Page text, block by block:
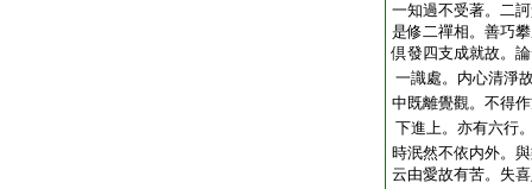
一知過不受著。二
是修二禪相。善巧
倶發四支成就故。
一識處。内心清淨
中既離覺觀。不得
下進上。亦有六行
時泯然不依内外。
云由愛故有苦。失